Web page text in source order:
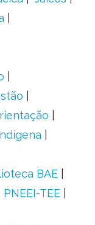
BAE
PNEEI-TEE